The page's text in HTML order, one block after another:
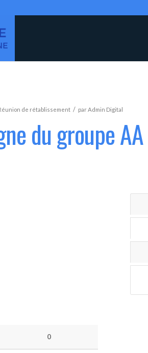
de rétablissement / parAdmin Digital
du groupe
0